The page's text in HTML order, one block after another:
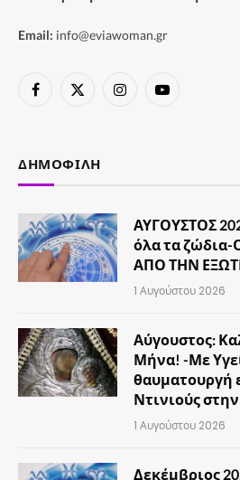
Email: info@eviawoman.gr
Facebook
X
InstagramYouTube
ΔΗΜΟΦΙΛΉ
ΑΥΓΟΥΣΤΟΣ
όλα τα
ΑΠΟ ΤΗΝ
1 Αυγούστου 2026
Αύγουστος:
Μήνα! -Με
θαυματουργή
Ντινιούς
1 Αυγούστου 2026
Δεκέμβριος